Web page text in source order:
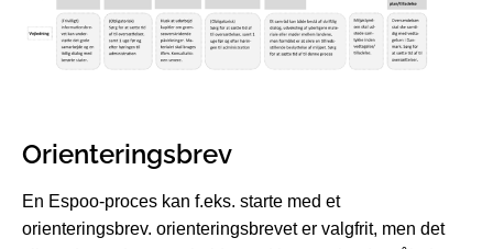
Orienteringsbrev
En Espoo-proces kan f.eks. starte med et
orienteringsbrev. orienteringsbrevet er valgfrit, men det